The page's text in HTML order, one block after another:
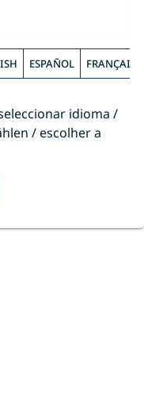
ESPAÑOL FRANÇAIS
idioma /
/ escolher a